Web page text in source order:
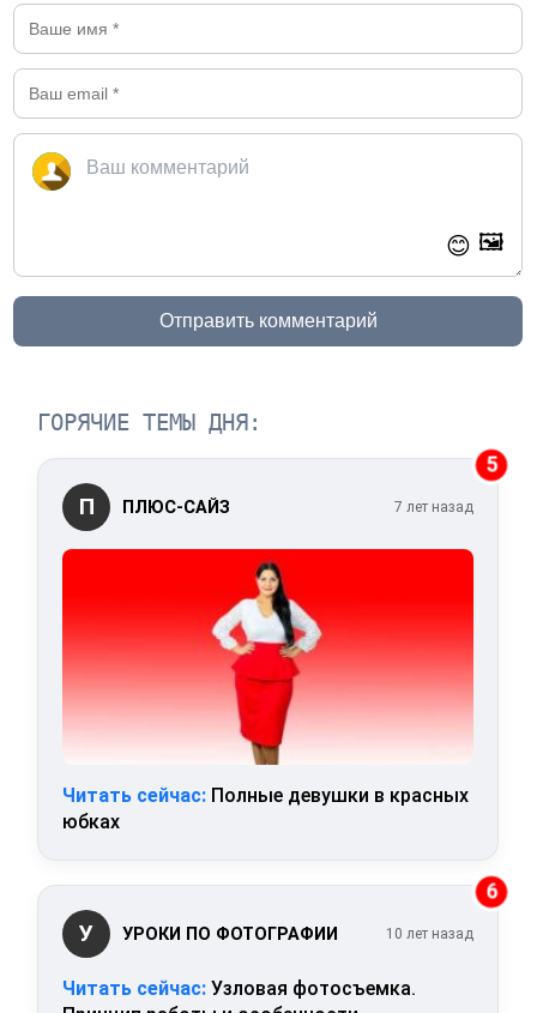
😊 🖼️
Отправить комментарий
ГОРЯЧИЕ ТЕМЫ ДНЯ:
5
П ПЛЮС-САЙЗ 7 лет назад
Читать сейчас: Полные девушки в красных
юбках
6
У УРОКИ ПО ФОТОГРАФИИ 10 лет назад
Читать сейчас: Узловая фотосъемка.